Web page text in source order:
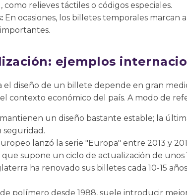
como relieves táctiles o códigos especiales.
En ocasiones, los billetes temporales marcan
ejemplos
el diseño de un billete depende en gran
contexto económico del país. A modo de
un diseño bastante estable; la
seguridad.
lanzó la serie "Europa" entre 2013 y
supone un ciclo de actualización de unos
ha renovado sus billetes cada 10-15
polímero desde 1988, suele introducir